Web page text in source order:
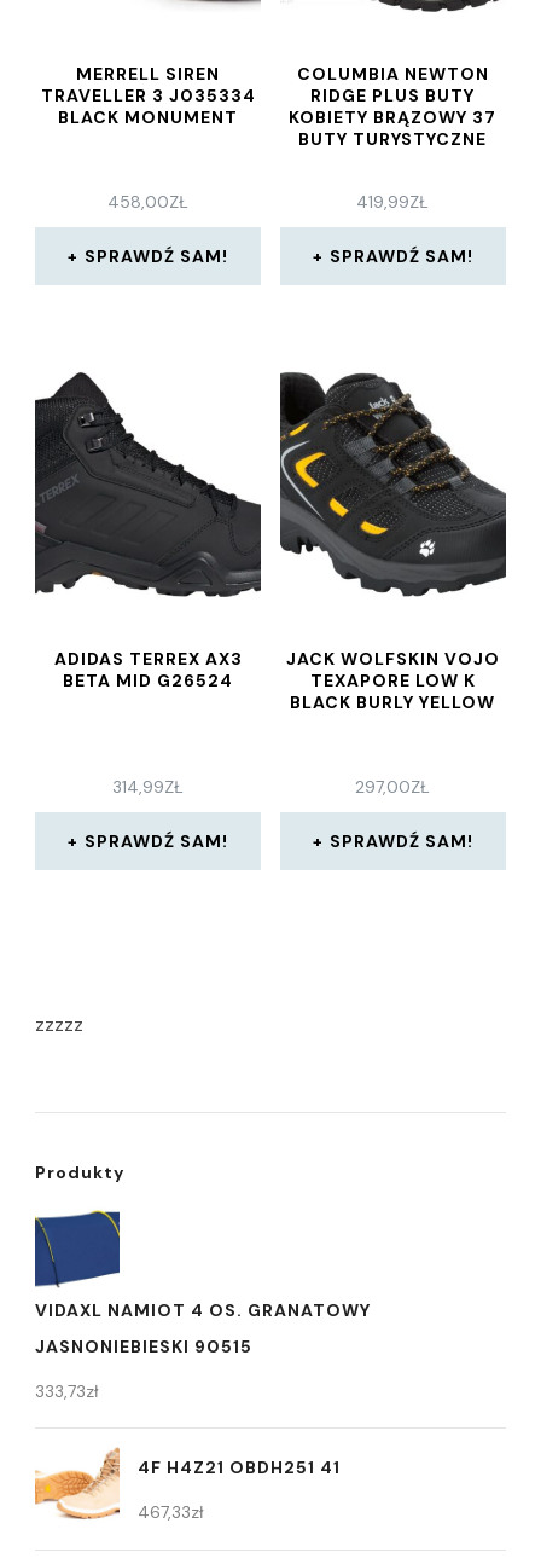
MERRELL SIREN
TRAVELLER 3 J035334
BLACK MONUMENT
458,00ZŁ
SPRAWDŹ SAM!
COLUMBIA NEWTON
RIDGE PLUS BUTY
KOBIETY BRĄZOWY 37
BUTY TURYSTYCZNE
419,99ZŁ
SPRAWDŹ SAM!
ADIDAS TERREX AX3
BETA MID G26524
314,99ZŁ
SPRAWDŹ SAM!
JACK WOLFSKIN VOJO
TEXAPORE LOW K
BLACK BURLY YELLOW
297,00ZŁ
SPRAWDŹ SAM!
zzzzz
Produkty
VIDAXL NAMIOT 4 OS. GRANATOWY
JASNONIEBIESKI 90515
333,73zł
4F H4Z21 OBDH251 41
467,33zł